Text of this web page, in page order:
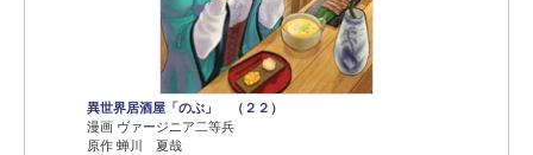
異世界居酒屋「のぶ」 （２２）
漫画 ヴァージニア二等兵
原作 蝉川 夏哉